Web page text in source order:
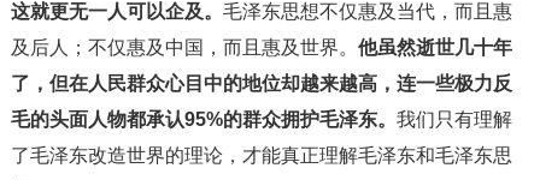
这就更无一人可以企及。 毛泽东思想不仅惠及当代，而且惠
及后人；不仅惠及中国，而且惠及世界。 他虽然逝世几十年
了，但在人民群众心目中的地位却越来越高，连一些极力反
毛的头面人物都承认95%的群众拥护毛泽东。 我们只有理解
了毛泽东改造世界的理论，才能真正理解毛泽东和毛泽东思